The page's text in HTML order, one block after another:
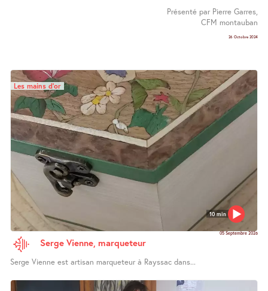
Présenté par Pierre Garres,
CFM montauban
26 Octobre 2024
10 min
Les mains d’or
05 Septembre 2026
Serge Vienne, marqueteur
Serge Vienne est artisan marqueteur à Rayssac dans...